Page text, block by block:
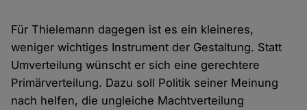
Für Thielemann dagegen ist es ein kleineres,
weniger wichtiges Instrument der Gestaltung. Statt
Umverteilung wünscht er sich eine gerechtere
Primärverteilung. Dazu soll Politik seiner Meinung
nach helfen, die ungleiche Machtverteilung